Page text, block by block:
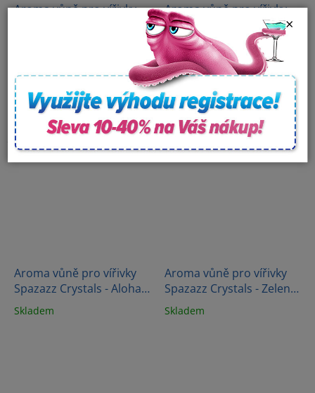
×
Aroma vůně pro vířivky
DETAIL
Aroma vůně pro vířivky
Spazazz Crystals - Velké
jablko - New York (650 ml)
Skladem
Aroma vůně pro vířivky
Spazazz Crystals - Aloha
Paradise - Hawaii (650 ml)
Skladem
Aroma vůně pro vířivky
Spazazz Crystals - Zelený
čaj Peony "Enlighten"
(623g)
Skladem